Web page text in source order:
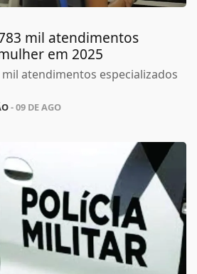
mil atendimentos
em 2025
atendimentos especializados
- 09 DE AGO